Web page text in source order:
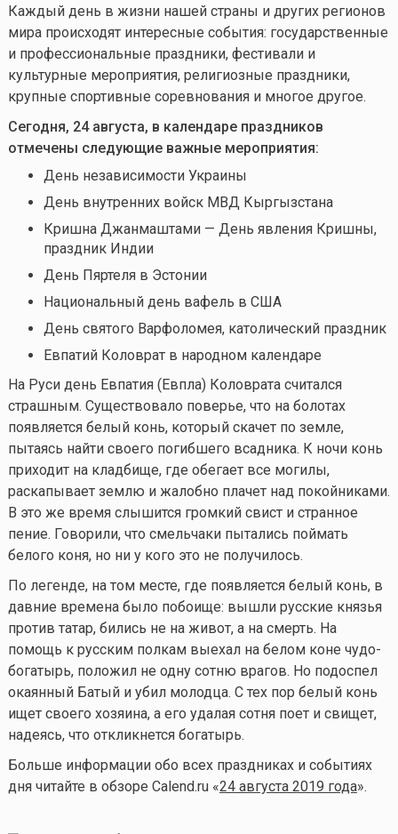
Каждый день в жизни нашей страны и других регионов
мира происходят интересные события: государственные
и профессиональные праздники, фестивали и
культурные мероприятия, религиозные праздники,
крупные спортивные соревнования и многое другое.
Сегодня, 24 августа, в календаре праздников
отмечены следующие важные мероприятия:
День независимости Украины
День внутренних войск МВД Кыргызстана
Кришна Джанмаштами — День явления Кришны,
праздник Индии
День Пяртеля в Эстонии
Национальный день вафель в США
День святого Варфоломея, католический праздник
Евпатий Коловратв народном календаре
На Руси день Евпатия (Евпла) Коловрата считался
страшным. Существовало поверье, что на болотах
появляется белый конь, который скачет по земле,
пытаясь найти своего погибшего всадника. К ночи конь
приходит на кладбище, где обегает все могилы,
раскапывает землю и жалобно плачет над покойниками.
В это же время слышится громкий свист и странное
пение. Говорили, что смельчаки пытались поймать
белого коня, но ни у кого это не получилось.
По легенде, на том месте, где появляется белый конь, в
давние времена было побоище: вышли русские князья
против татар, бились не на живот, а на смерть. На
помощь к русским полкам выехал на белом коне чудо-
богатырь, положил не одну сотню врагов. Но подоспел
окаянный Батый и убил молодца. С тех пор белый конь
ищет своего хозяина, а его удалая сотня поет и свищет,
надеясь, что откликнется богатырь.
Больше информации обо всех праздниках и событиях
дня читайте в обзоре Calend.ru «24 августа 2019 года».